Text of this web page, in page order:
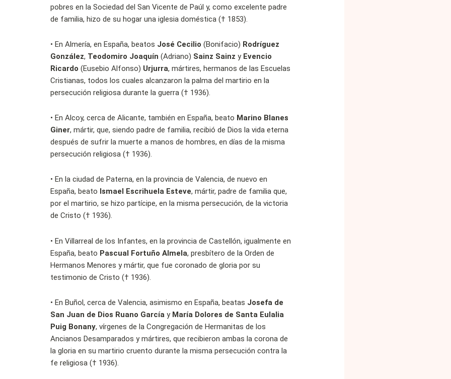
pobres en la Sociedad del San Vicente de Paúl y, como excelente padre
de familia, hizo de su hogar una iglesia doméstica († 1853).
• En Almería, en España, beatos José Cecilio (Bonifacio) Rodríguez
González, Teodomiro Joaquín (Adriano) Sainz Sainz y Evencio
Ricardo (Eusebio Alfonso) Urjurra, mártires, hermanos de las Escuelas
Cristianas, todos los cuales alcanzaron la palma del martirio en la
persecución religiosa durante la guerra († 1936).
• En Alcoy, cerca de Alicante, también en España, beato Marino Blanes
Giner, mártir, que, siendo padre de familia, recibió de Dios la vida eterna
después de sufrir la muerte a manos de hombres, en días de la misma
persecución religiosa († 1936).
• En la ciudad de Paterna, en la provincia de Valencia, de nuevo en
España, beato Ismael Escrihuela Esteve, mártir, padre de familia que,
por el martirio, se hizo partícipe, en la misma persecución, de la victoria
de Cristo († 1936).
• En Villarreal de los Infantes, en la provincia de Castellón, igualmente en
España, beato Pascual Fortuño Almela, presbítero de la Orden de
Hermanos Menores y mártir, que fue coronado de gloria por su
testimonio de Cristo († 1936).
• En Buñol, cerca de Valencia, asimismo en España, beatas Josefa de
San Juan de Dios Ruano García y María Dolores de Santa Eulalia
Puig Bonany, vírgenes de la Congregación de Hermanitas de los
Ancianos Desamparados y mártires, que recibieron ambas la corona de
la gloria en su martirio cruento durante la misma persecución contra la
fe religiosa († 1936).